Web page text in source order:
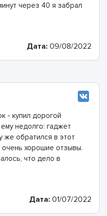
через 40 я забрал
Дата: 09/08/2022
- купил дорогой
недолго: гаджет
же обратился в этот
очень хорошие отзывы.
что дело в
ребята!
Дата: 01/07/2022